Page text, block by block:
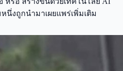
งถูกนำมาเผยแพร่เพิ่มเติม